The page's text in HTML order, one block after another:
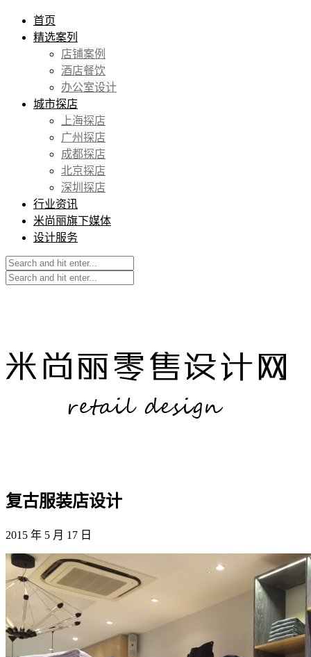
首页
精选案列
店铺案例
酒店餐饮
办公室设计
城市探店
上海探店
广州探店
成都探店
北京探店
深圳探店
行业资讯
米尚丽旗下媒体
设计服务
复古服装店设计
2015 年 5 月 17 日